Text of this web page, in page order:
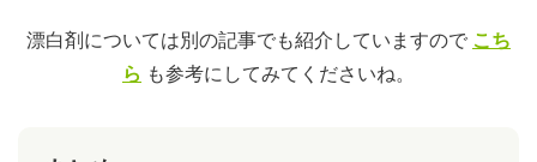
漂白剤については別の記事でも紹介していますので こち
ら も参考にしてみてくださいね。